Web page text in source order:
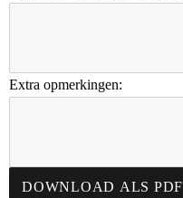
Extra opmerkingen:
DOWNLOAD ALS PDF